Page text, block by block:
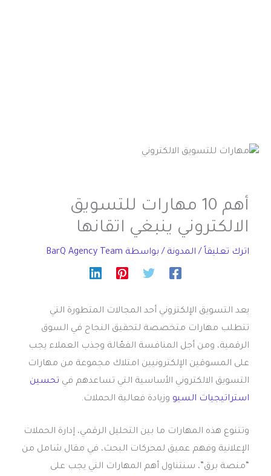
أهم 10 مهارات للتسويق
الالكتروني ينبغي اتقانها
اترك تعليقاً / المدونة / بواسطة BarQ Agency Team
يعد التسويق الإلكتروني أحد المجالات المتطورة التي
تتطلب مهارات متخصصة لتحقيق النجاح في السوق
الرقمية، ومن أجل المنافسة الفعّالة وجذب العملاء يجب
على المسوقين الإلكترونيين امتلاك مجموعة من مهارات
التسويق الالكتروني الأساسية التي تساعدهم في تحسين
استراتيجيات السيو وزيادة فعالية الحملات.
وتتنوع هذه المهارات ما بين التحليل الرقمي، إدارة الحملات
الإعلانية وفهم عميق لمحركات البحث، في مقال شامل من
“منصة برق”، سنتناول أهم المهارات التي يجب على